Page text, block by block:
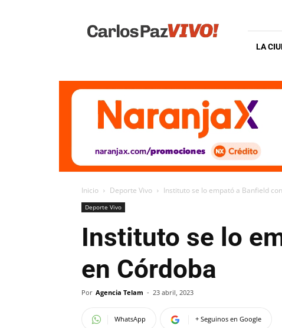
Vivo
LA
Inicio Deporte Vivo Instituto se lo empató a Banfield
Deporte Vivo
Instituto se lo
en Córdoba
Por Agencia Telam - 23 abril, 2023
WhatsApp + Seguinos en Google